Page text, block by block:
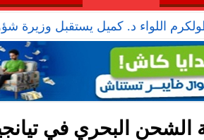
اللواء د. كميل يستقبل وزيرة
البحري في